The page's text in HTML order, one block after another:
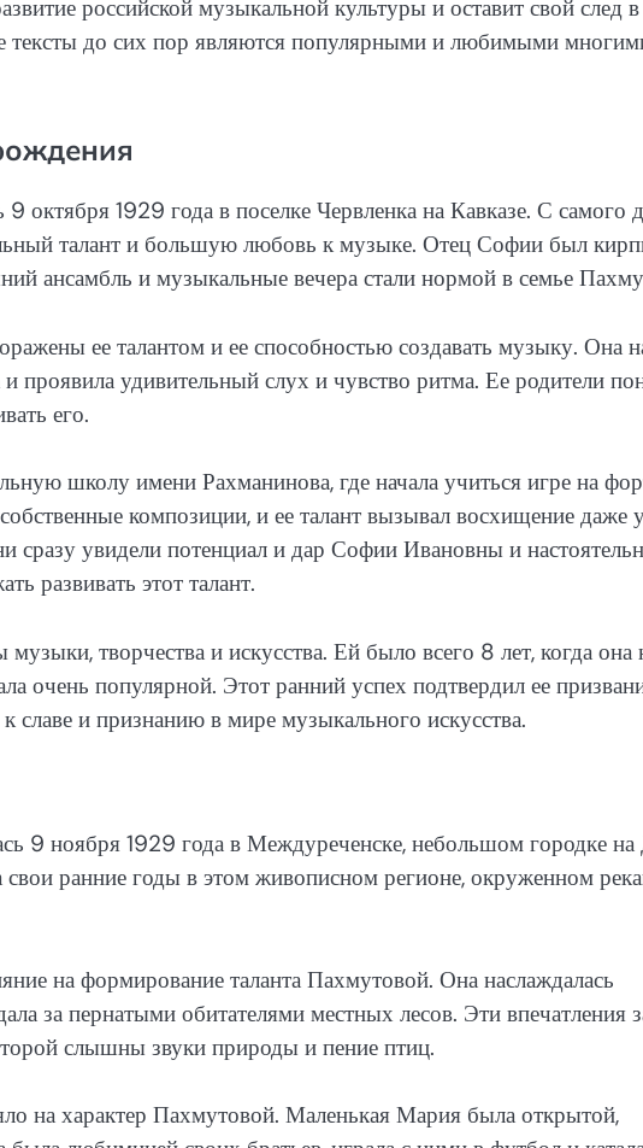
российской музыкальной культуры и оставит свой след
тексты до сих пор являются популярными и любимыми
1929 года в поселке Червленка на Кавказе. С самого
талант и большую любовь к музыке. Отец Софии был
ансамбль и музыкальные вечера стали нормой в семье
ее талантом и ее способностью создавать музыку. Она
и проявила удивительный слух и чувство ритма. Ее родители
его.
школу имени Рахманинова, где начала учиться игре на
композиции, и ее талант вызывал восхищение даже
увидели потенциал и дар Софии Ивановны и
развивать этот талант.
творчества и искусства. Ей было всего 8 лет, когда она
очень популярной. Этот ранний успех подтвердил ее
и признанию в мире музыкального искусства.
9 ноября 1929 года в Междуреченске, небольшом городке
свои ранние годы в этом живописном регионе, окруженном
на формирование таланта Пахмутовой. Она наслаждалась
за пернатыми обитателями местных лесов. Эти впечатления
слышны звуки природы и пение птиц.
на характер Пахмутовой. Маленькая Мария была открытой,